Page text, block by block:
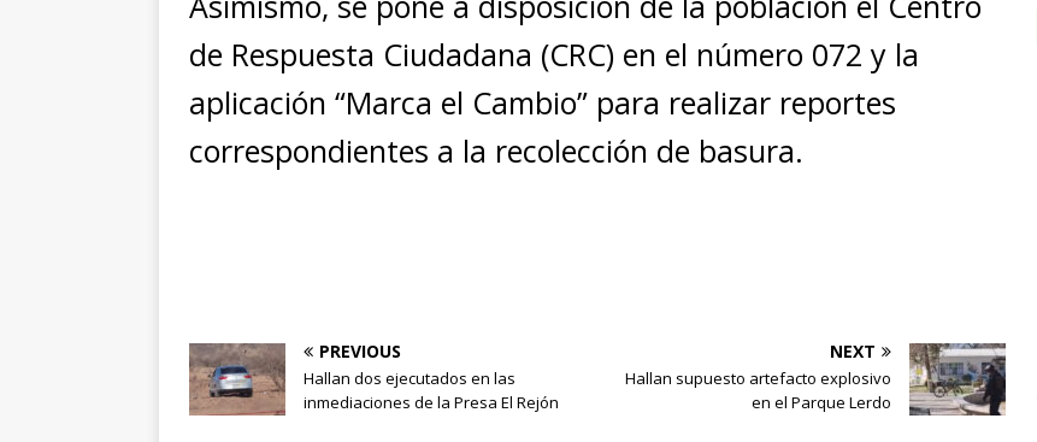
de Respuesta Ciudadana (CRC) en el número 072 y la
aplicación “Marca el Cambio” para realizar reportes
correspondientes a la recolección de basura.
PREVIOUS
Hallan dos ejecutados en las
inmediaciones de la Presa El Rejón
NEXT
Hallan supuesto artefacto explosivo
en el Parque Lerdo